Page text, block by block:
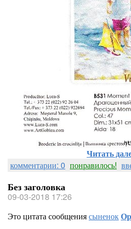
Читать
комментарии: 0 понравилось!
Без заголовка
09-03-2018 17:26
Это цитата сообщениясыненок